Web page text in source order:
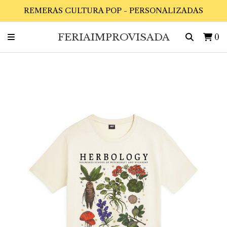
REMERAS CULTURA POP - PERSONALIZADAS
FERIAIMPROVISADA 0